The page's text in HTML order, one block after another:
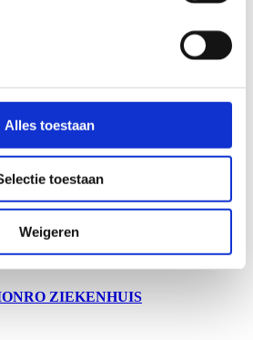
Alles toestaan
toestaan
Weigeren
verpleegafdelingen voor
een ultramodern
en een poliklinische
ZIEKENHUIS